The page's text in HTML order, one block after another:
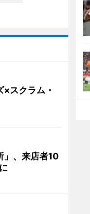
スクラム・
」、来店者10